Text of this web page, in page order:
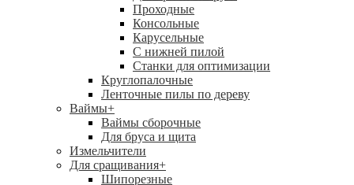
Проходные
Консольные
Карусельные
С нижней пилой
Станки для оптимизации
Круглопалочные
Ленточные пилы по дереву
Ваймы+
Ваймы сборочные
Для бруса и щита
Измельчители
Для сращивания+
Шипорезные